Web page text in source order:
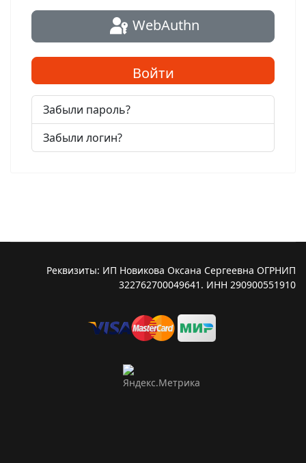
WebAuthn
Войти
Забыли пароль?
Забыли логин?
Реквизиты: ИП Новикова Оксана Сергеевна ОГРНИП
322762700049641. ИНН 290900551910